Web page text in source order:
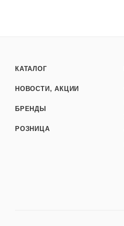
КАТАЛОГ
НОВОСТИ, АКЦИИ
БРЕНДЫ
РОЗНИЦА